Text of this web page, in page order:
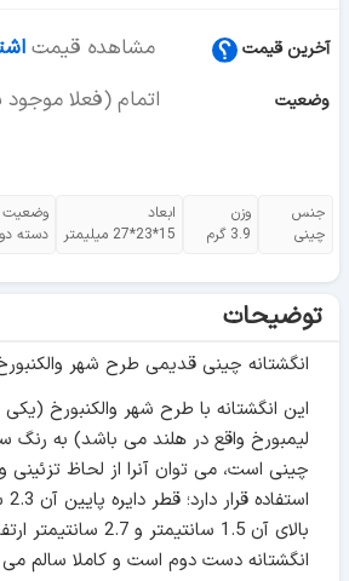
آخرین قیمت مشاهده قیمت
وضعیت اتمام (فعلا
جنس
چینی
وزن
3.9 گرم
ابعاد
15*23*27 میلیمتر
وضعیت
دسته
توضیحات
انگشتانه چینی قدیمی طرح شهر والکنبورخ - کد
این انگشتانه با طرح شهر والکنبورخ
لیمبورخ واقع در هلند می باشد) به
چینی است، می توان آنرا از لحاظ تزئینی
بالای آن 1.5 سانتیمتر
انگشتانه دست دوم است و کاملا سالم